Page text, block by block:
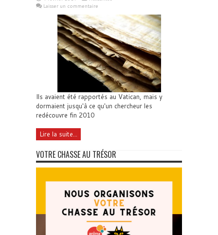
Laisser un commentaire
Ils avaient été rapportés au Vatican, mais y
dormaient jusqu'à ce qu'un chercheur les
redécouvre fin 2010
Lire la suite...
VOTRE CHASSE AU TRÉSOR